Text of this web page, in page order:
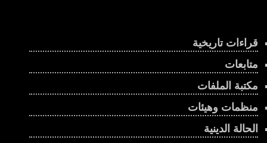
قراءات تاريخية
متابعات
مكتبة الملفات
منظمات وهيئات
الحالة الدينية